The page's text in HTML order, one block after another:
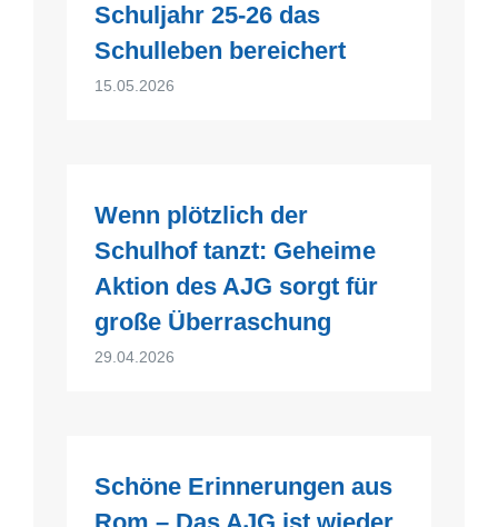
Schuljahr 25-26 das
Schulleben bereichert
15.05.2026
Wenn plötzlich der
Schulhof tanzt: Geheime
Aktion des AJG sorgt für
große Überraschung
29.04.2026
Schöne Erinnerungen aus